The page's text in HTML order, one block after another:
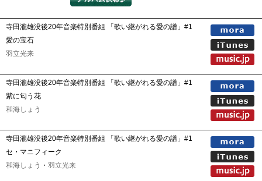
寺田瀧雄没後20年音楽特別番組 「歌い継がれる愛の譜」#1
愛の宝石
羽立光来
寺田瀧雄没後20年音楽特別番組 「歌い継がれる愛の譜」#1
紫に匂う花
和海しょう
寺田瀧雄没後20年音楽特別番組 「歌い継がれる愛の譜」#1
セ・マニフィーク
和海しょう ・ 羽立光来